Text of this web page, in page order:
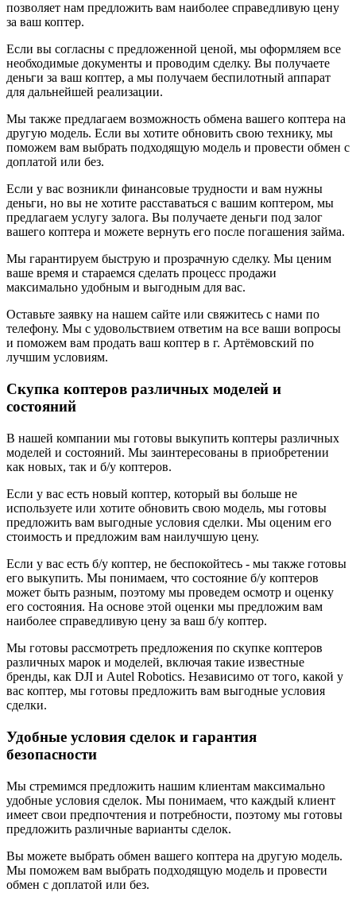
позволяет нам предложить вам наиболее справедливую цену
за ваш коптер.
Если вы согласны с предложенной ценой, мы оформляем все
необходимые документы и проводим сделку. Вы получаете
деньги за ваш коптер, а мы получаем беспилотный аппарат
для дальнейшей реализации.
Мы также предлагаем возможность обмена вашего коптера на
другую модель. Если вы хотите обновить свою технику, мы
поможем вам выбрать подходящую модель и провести обмен с
доплатой или без.
Если у вас возникли финансовые трудности и вам нужны
деньги, но вы не хотите расставаться с вашим коптером, мы
предлагаем услугу залога. Вы получаете деньги под залог
вашего коптера и можете вернуть его после погашения займа.
Мы гарантируем быструю и прозрачную сделку. Мы ценим
ваше время и стараемся сделать процесс продажи
максимально удобным и выгодным для вас.
Оставьте заявку на нашем сайте или свяжитесь с нами по
телефону. Мы с удовольствием ответим на все ваши вопросы
и поможем вам продать ваш коптер в г. Артёмовский по
лучшим условиям.
Скупка коптеров различных моделей и
состояний
В нашей компании мы готовы выкупить коптеры различных
моделей и состояний. Мы заинтересованы в приобретении
как новых, так и б/у коптеров.
Если у вас есть новый коптер, который вы больше не
используете или хотите обновить свою модель, мы готовы
предложить вам выгодные условия сделки. Мы оценим его
стоимость и предложим вам наилучшую цену.
Если у вас есть б/у коптер, не беспокойтесь - мы также готовы
его выкупить. Мы понимаем, что состояние б/у коптеров
может быть разным, поэтому мы проведем осмотр и оценку
его состояния. На основе этой оценки мы предложим вам
наиболее справедливую цену за ваш б/у коптер.
Мы готовы рассмотреть предложения по скупке коптеров
различных марок и моделей, включая такие известные
бренды, как DJI и Autel Robotics. Независимо от того, какой у
вас коптер, мы готовы предложить вам выгодные условия
сделки.
Удобные условия сделок и гарантия
безопасности
Мы стремимся предложить нашим клиентам максимально
удобные условия сделок. Мы понимаем, что каждый клиент
имеет свои предпочтения и потребности, поэтому мы готовы
предложить различные варианты сделок.
Вы можете выбрать обмен вашего коптера на другую модель.
Мы поможем вам выбрать подходящую модель и провести
обмен с доплатой или без.